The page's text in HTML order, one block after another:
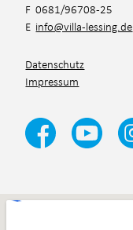
F 0681/96708-25
E info@villa-lessing.de
Datenschutz
Impressum